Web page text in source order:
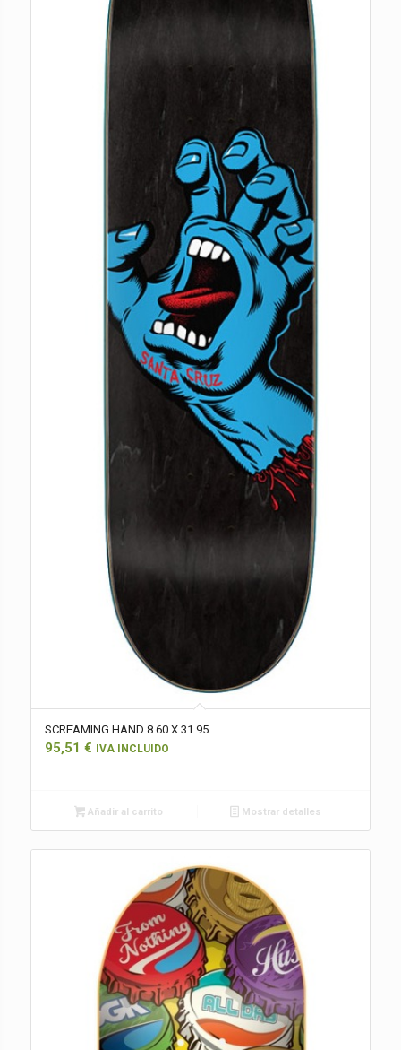
SCREAMING HAND 8.60 X 31.95
95,51 € IVA INCLUIDO
Añadir al carrito Mostrar detalles